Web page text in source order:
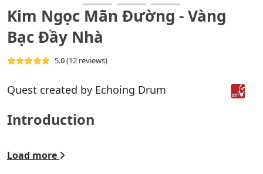
Kim Ngọc Mãn Đường - Vàng
Bạc Đầy Nhà
5.0(12 reviews)
Quest created by Echoing Drum
Introduction
Load more